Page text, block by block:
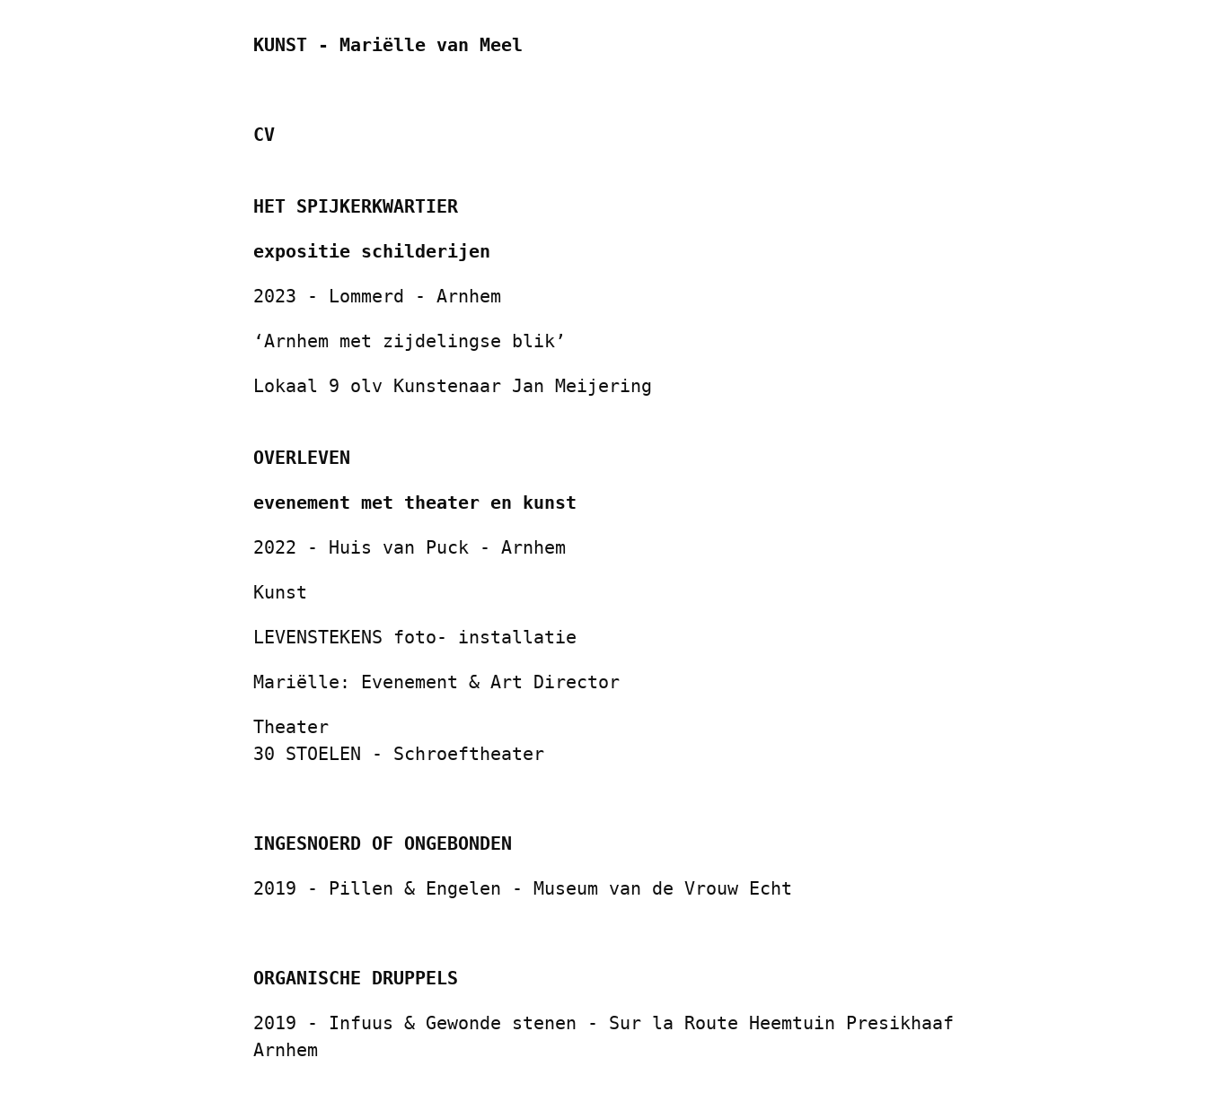
KUNST - Mariëlle van Meel
CV
HET SPIJKERKWARTIER
expositie schilderijen
2023 - Lommerd - Arnhem
‘Arnhem met zijdelingse blik’
Lokaal 9 olv Kunstenaar Jan Meijering
OVERLEVEN
evenement met theater en kunst
2022 - Huis van Puck - Arnhem
Kunst
LEVENSTEKENS foto- installatie
Mariëlle: Evenement & Art Director
Theater
30 STOELEN - Schroeftheater
INGESNOERD OF ONGEBONDEN
2019 - Pillen & Engelen - Museum van de Vrouw Echt
ORGANISCHE DRUPPELS
2019 - Infuus & Gewonde stenen - Sur la Route Heemtuin Presikhaaf
Arnhem